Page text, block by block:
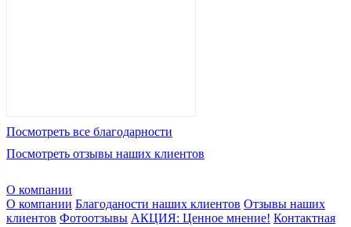
Посмотреть все благодарности
Посмотреть отзывы наших клиентов
О компании
О компании Благоданости наших клиентов Отзывы наших
клиентов Фотоотзывы АКЦИЯ: Ценное мнение! Контактная